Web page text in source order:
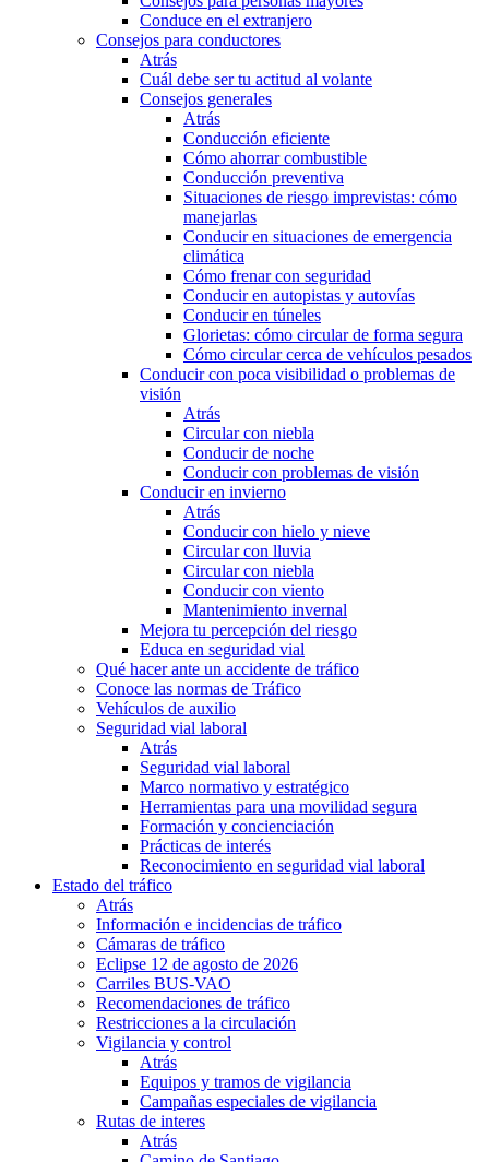
Conduce en el extranjero
Consejos para conductores
Atrás
Cuál debe ser tu actitud al volante
Consejos generales
Atrás
Conducción eficiente
Cómo ahorrar combustible
Conducción preventiva
Situaciones de riesgo imprevistas: cómo
manejarlas
Conducir en situaciones de emergencia
climática
Cómo frenar con seguridad
Conducir en autopistas y autovías
Conducir en túneles
Glorietas: cómo circular de forma segura
Cómo circular cerca de vehículos pesados
Conducir con poca visibilidad o problemas de
visión
Atrás
Circular con niebla
Conducir de noche
Conducir con problemas de visión
Conducir en invierno
Atrás
Conducir con hielo y nieve
Circular con lluvia
Circular con niebla
Conducir con viento
Mantenimiento invernal
Mejora tu percepción del riesgo
Educa en seguridad vial
Qué hacer ante un accidente de tráfico
Conoce las normas de Tráfico
Vehículos de auxilio
Seguridad vial laboral
Atrás
Seguridad vial laboral
Marco normativo y estratégico
Herramientas para una movilidad segura
Formación y concienciación
Prácticas de interés
Reconocimiento en seguridad vial laboral
Estado del tráfico
Atrás
Información e incidencias de tráfico
Cámaras de tráfico
Eclipse 12 de agosto de 2026
Carriles BUS-VAO
Recomendaciones de tráfico
Restricciones a la circulación
Vigilancia y control
Atrás
Equipos y tramos de vigilancia
Campañas especiales de vigilancia
Rutas de interes
Atrás